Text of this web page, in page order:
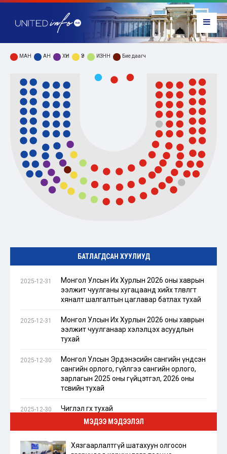
МАН АН ХҮН ҮЭ ИЗНН Бие даагч
БАТЛАГДСАН ХУУЛИУД
2025-12-31
Монгол Улсын Их Хурлын 2026 оны хаврын
ээлжит чуулганы хугацаанд хийх төлөвлөгөөт
хяналт шалгалтын цаглавар батлах тухай
2025-12-31
Монгол Улсын Их Хурлын 2026 оны хаврын
ээлжит чуулганаар хэлэлцэх асуудлын
тухай
2025-12-30
Монгол Улсын Эрдэнэсийн сангийн үндсэн
сангийн орлого, гүйлгээ сангийн орлого,
зарлагын 2025 оны гүйцэтгэл, 2026 оны
төсвийн тухай
2025-12-30 Чиглэл өгөх тухай
2025-12-26 Зээлийн хэлэлцээр соёрхон батлах тухай
2025-12-26
Санхүүжилтийн ерөнхий хөтөлбөр соёрхон
МЭДЭЭ МЭДЭЭЛЭЛ
Хязгаарлалтгүй шатахуун олгосон